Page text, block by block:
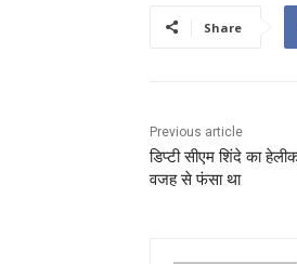
Share
Previous article
डिप्टी सीएम शिंदे का
वजह से फंसा था